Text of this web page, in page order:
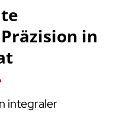
in
integraler